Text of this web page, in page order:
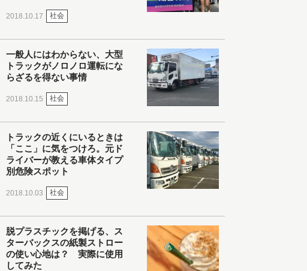
2018.10.17 社会
一般人にはわからない、大型
トラックがノロノロ運転にな
らざるを得ない事情
2018.10.15 社会
トラックの近くにいるときは
「ここ」に気をつけろ。元ド
ライバーが教える車体タイプ
別危険スポット
2018.10.03 社会
脱プラスチックを掲げる、ス
ターバックスの紙製ストロー
の使い心地は？ 実際に使用
してみた